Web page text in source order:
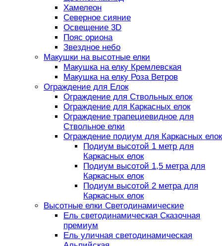
Хамелеон
Северное сияние
Освещение 3D
Пояс ориона
Звездное небо
Макушки на высотные елки
Макушка на елку Кремлевская
Макушка на елку Роза Ветров
Ограждение для Елок
Ограждение для Ствольных елок
Ограждение для Каркасных елок
Ограждение трапециевидное для
Ствольное елки
Ограждение подиум для Каркасных елок
Подиум высотой 1 метр для
Каркасных елок
Подиум высотой 1,5 метра для
Каркасных елок
Подиум высотой 2 метра для
Каркасных елок
Высотные елки Светодинамические
Ель светодинамическая Сказочная
премиум
Ель уличная светодинамическая